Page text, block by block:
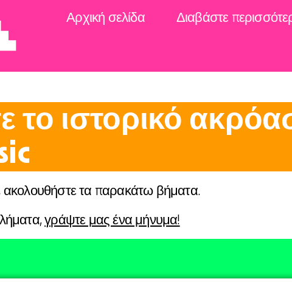
Αρχική σελίδα Διαβάστε
το ιστορικό
τα παρακάτω βήματα.
γράψτε μας ένα μήνυμα!